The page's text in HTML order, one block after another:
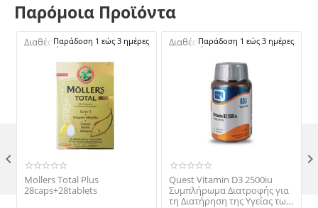
Παρόμοια Προϊόντα
Διαθέσιμο:Παράδοση 1 εώς 3 ημέρες
Mollers Total Plus
28caps+28tablets
Διαθέσιμο:Παράδοση 1 εώς 3 ημέρες
Quest Vitamin D3 2500iu
Συμπλήρωμα Διατροφής για
τη Διατήρηση της Υγείας των
 